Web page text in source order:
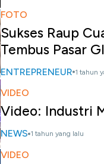
FOTO
Sukses Raup
Tembus Pasar
ENTREPRENEUR 1 tahun
VIDEO
Video: Industri
NEWS 1 tahun yang lalu
VIDEO